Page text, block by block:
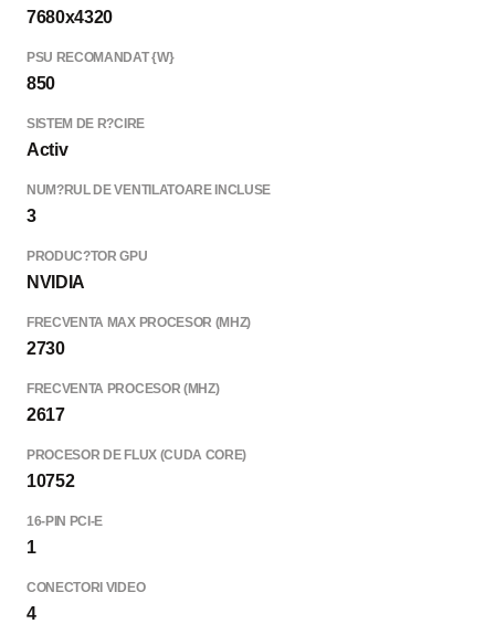
7680x4320
PSU RECOMANDAT {W}
850
SISTEM DE R?CIRE
Activ
NUM?RUL DE VENTILATOARE INCLUSE
3
PRODUC?TOR GPU
NVIDIA
FRECVENTA MAX PROCESOR (MHZ)
2730
FRECVENTA PROCESOR (MHZ)
2617
PROCESOR DE FLUX (CUDA CORE)
10752
16-PIN PCI-E
1
CONECTORI VIDEO
4